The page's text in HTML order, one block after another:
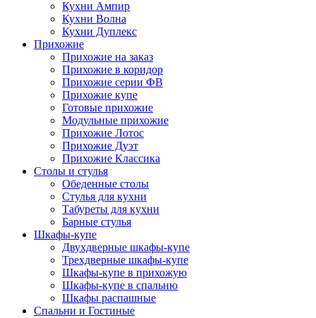
Кухни Ампир
Кухни Волна
Кухни Дуплекс
Прихожие
Прихожие на заказ
Прихожие в коридор
Прихожие серии ФВ
Прихожие купе
Готовые прихожие
Модульные прихожие
Прихожие Лотос
Прихожие Дуэт
Прихожие Классика
Столы и стулья
Обеденные столы
Стулья для кухни
Табуреты для кухни
Барные стулья
Шкафы-купе
Двухдверные шкафы-купе
Трехдверные шкафы-купе
Шкафы-купе в прихожую
Шкафы-купе в спальню
Шкафы распашные
Спальни и Гостиные